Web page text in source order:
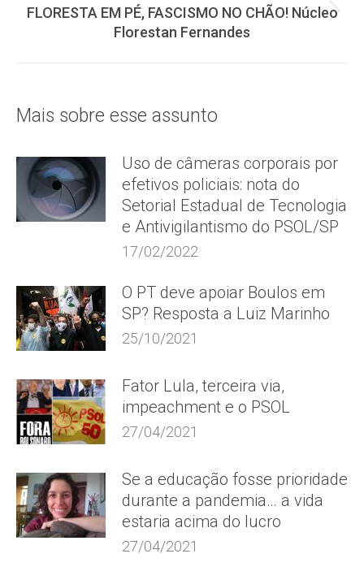
Próximo
post:
FLORESTA EM PÉ, FASCISMO NO CHÃO! Núcleo
Florestan Fernandes
Mais sobre esse assunto
Uso de câmeras corporais por
efetivos policiais: nota do
Setorial Estadual de Tecnologia
e Antivigilantismo do PSOL/SP
17/02/2022
O PT deve apoiar Boulos em
SP? Resposta a Luiz Marinho
25/10/2021
Fator Lula, terceira via,
impeachment e o PSOL
27/04/2021
Se a educação fosse prioridade
durante a pandemia… a vida
estaria acima do lucro
27/04/2021